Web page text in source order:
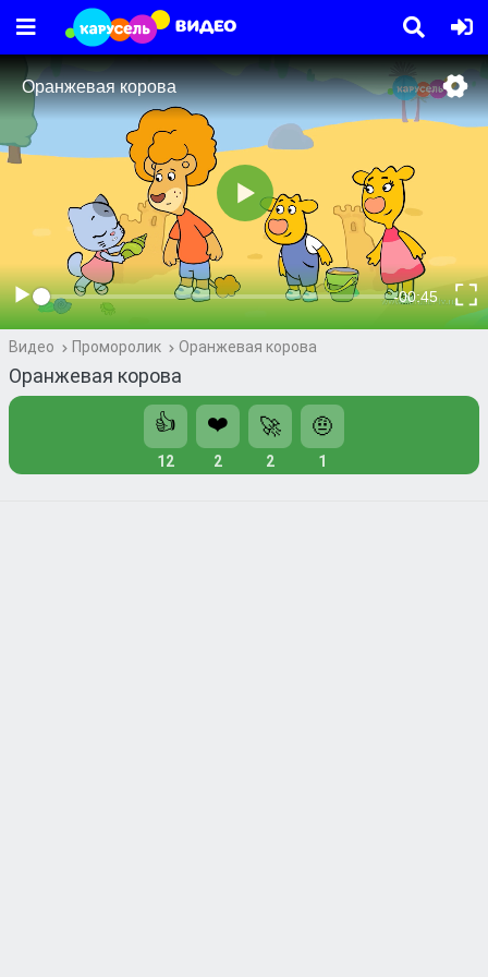
Видео Проморолик Оранжевая корова
Оранжевая корова
👍
12
❤️
2
🚀
2
🤨
1